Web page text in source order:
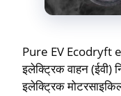
Pure EV Ecodryft
इलेक्ट्रिक वाहन (ईवी)
इलेक्ट्रिक